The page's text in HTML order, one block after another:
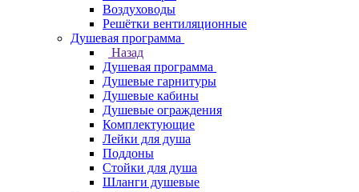
Воздуховоды
Решётки вентиляционные
Душевая программа
Назад
Душевая программа
Душевые гарнитуры
Душевые кабины
Душевые ограждения
Комплектующие
Лейки для душа
Поддоны
Стойки для душа
Шланги душевые